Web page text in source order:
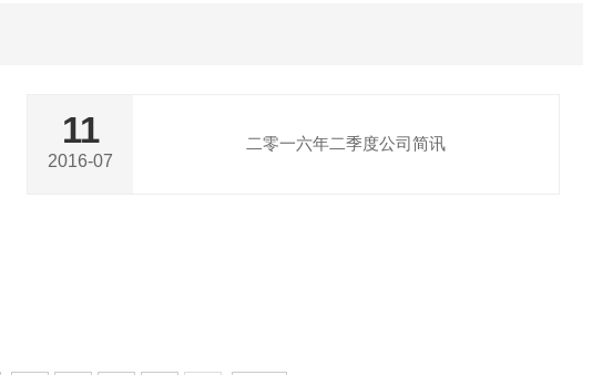
11
2016-07
二零一六年二季度公司简讯